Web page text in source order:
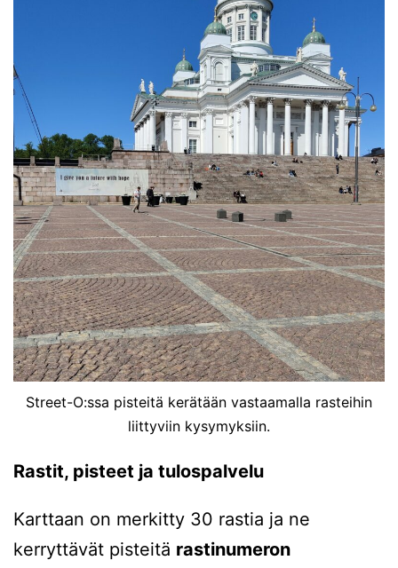
Street-O:ssa pisteitä kerätään vastaamalla rasteihin
liittyviin kysymyksiin.
Rastit, pisteet ja tulospalvelu
Karttaan on merkitty 30 rastia ja ne
kerryttävät pisteitä rastinumeron